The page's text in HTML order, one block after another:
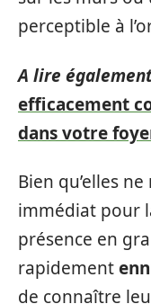
perceptible à
A lire
efficacement
dans votre
Bien qu’elles
immédiat pour
présence en
rapidement
de connaître